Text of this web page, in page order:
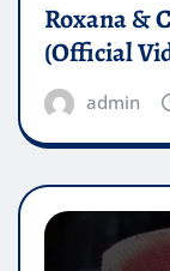
Roxana &
(Official
admin